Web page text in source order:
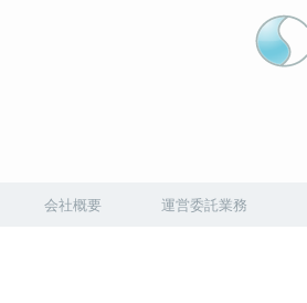
会社概要 運営委託業務